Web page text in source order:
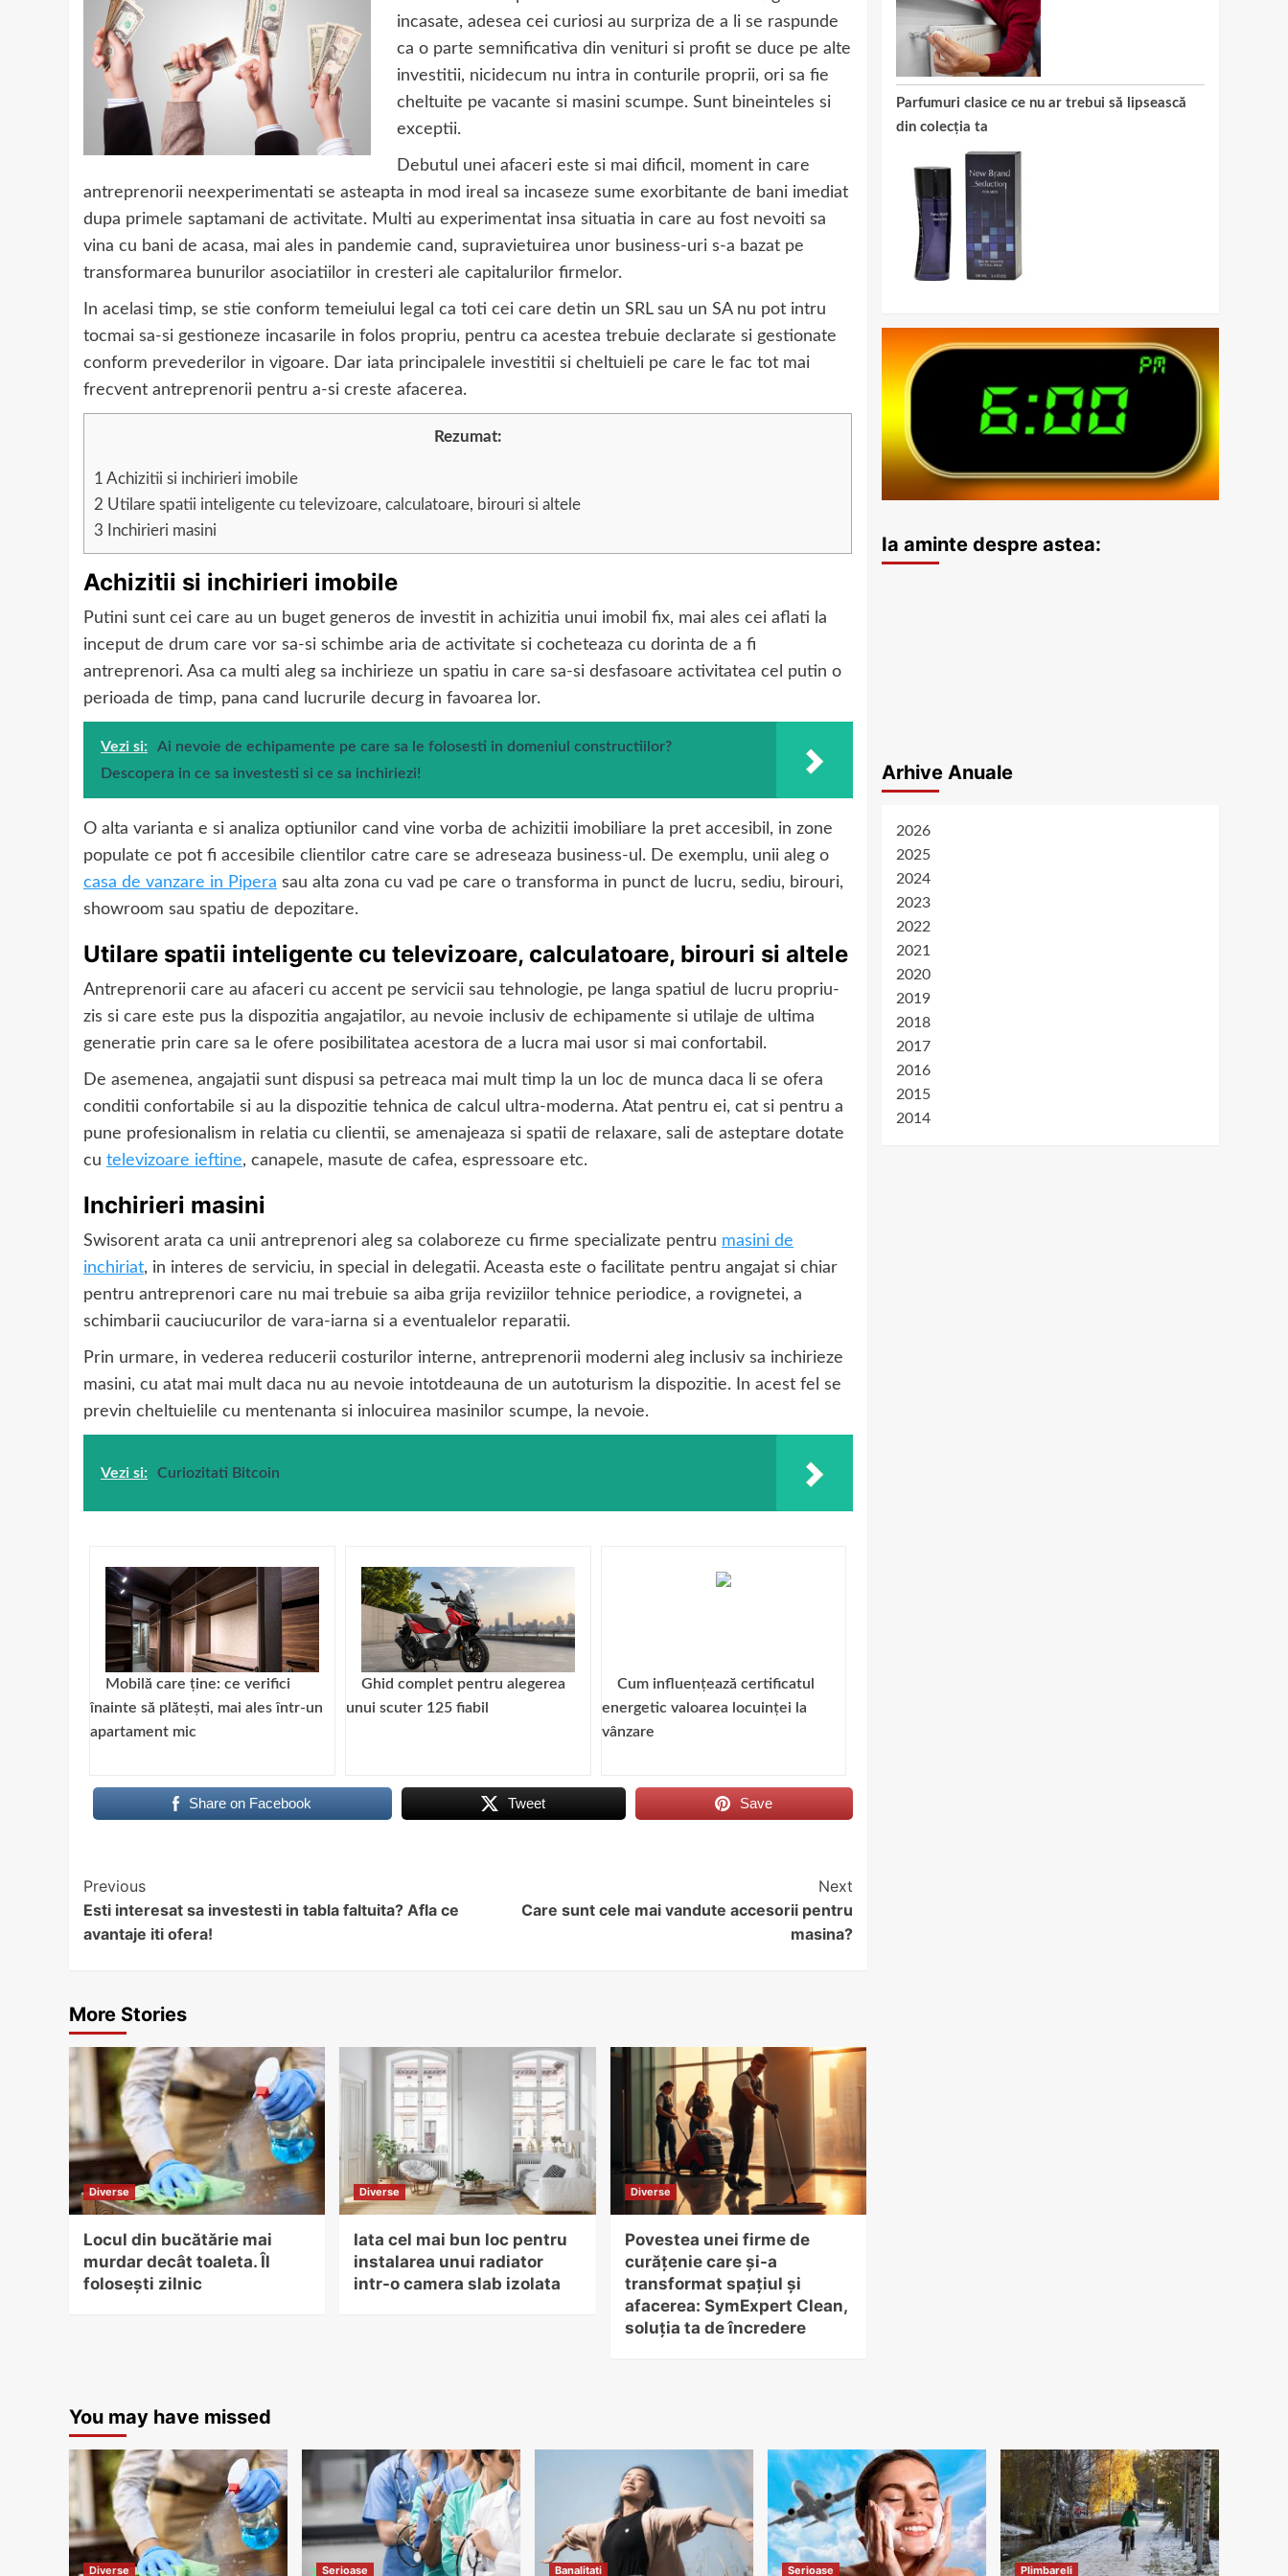
incasate, adesea cei curiosi au surpriza de a li se raspunde
ca o parte semnificativa din venituri si profit se duce pe alte
investitii, nicidecum nu intra in conturile proprii, ori sa fie
cheltuite pe vacante si masini scumpe. Sunt bineinteles si
exceptii.
Debutul unei afaceri este si mai dificil, moment in care
antreprenorii neexperimentati se asteapta in mod ireal sa incaseze sume exorbitante de bani imediat
dupa primele saptamani de activitate. Multi au experimentat insa situatia in care au fost nevoiti sa
vina cu bani de acasa, mai ales in pandemie cand, supravietuirea unor business-uri s-a bazat pe
transformarea bunurilor asociatiilor in cresteri ale capitalurilor firmelor.
In acelasi timp, se stie conform temeiului legal ca toti cei care detin un SRL sau un SA nu pot intru
tocmai sa-si gestioneze incasarile in folos propriu, pentru ca acestea trebuie declarate si gestionate
conform prevederilor in vigoare. Dar iata principalele investitii si cheltuieli pe care le fac tot mai
frecvent antreprenorii pentru a-si creste afacerea.
Rezumat:
1 Achizitii si inchirieri imobile
2 Utilare spatii inteligente cu televizoare, calculatoare, birouri si altele
3 Inchirieri masini
Achizitii si inchirieri imobile
Putini sunt cei care au un buget generos de investit in achizitia unui imobil fix, mai ales cei aflati la
inceput de drum care vor sa-si schimbe aria de activitate si cocheteaza cu dorinta de a fi
antreprenori. Asa ca multi aleg sa inchirieze un spatiu in care sa-si desfasoare activitatea cel putin o
perioada de timp, pana cand lucrurile decurg in favoarea lor.
Vezi si:
Ai nevoie de echipamente pe care sa le folosesti in domeniul constructiilor?
Descopera in ce sa investesti si ce sa inchiriezi!
O alta varianta e si analiza optiunilor cand vine vorba de achizitii imobiliare la pret accesibil, in zone
populate ce pot fi accesibile clientilor catre care se adreseaza business-ul. De exemplu, unii aleg o
casa de vanzare in Pipera sau alta zona cu vad pe care o transforma in punct de lucru, sediu, birouri,
showroom sau spatiu de depozitare.
Utilare spatii inteligente cu televizoare, calculatoare, birouri si altele
Antreprenorii care au afaceri cu accent pe servicii sau tehnologie, pe langa spatiul de lucru propriu-
zis si care este pus la dispozitia angajatilor, au nevoie inclusiv de echipamente si utilaje de ultima
generatie prin care sa le ofere posibilitatea acestora de a lucra mai usor si mai confortabil.
De asemenea, angajatii sunt dispusi sa petreaca mai mult timp la un loc de munca daca li se ofera
conditii confortabile si au la dispozitie tehnica de calcul ultra-moderna. Atat pentru ei, cat si pentru a
pune profesionalism in relatia cu clientii, se amenajeaza si spatii de relaxare, sali de asteptare dotate
cu televizoare ieftine, canapele, masute de cafea, espressoare etc.
Inchirieri masini
Swisorent arata ca unii antreprenori aleg sa colaboreze cu firme specializate pentru masini de
inchiriat, in interes de serviciu, in special in delegatii. Aceasta este o facilitate pentru angajat si chiar
pentru antreprenori care nu mai trebuie sa aiba grija reviziilor tehnice periodice, a rovignetei, a
schimbarii cauciucurilor de vara-iarna si a eventualelor reparatii.
Prin urmare, in vederea reducerii costurilor interne, antreprenorii moderni aleg inclusiv sa inchirieze
masini, cu atat mai mult daca nu au nevoie intotdeauna de un autoturism la dispozitie. In acest fel se
previn cheltuielile cu mentenanta si inlocuirea masinilor scumpe, la nevoie.
Vezi si: Curiozitati Bitcoin
Mobilă care ține: ce verifici
înainte să plătești, mai ales într-un
apartament mic
Ghid complet pentru alegerea
unui scuter 125 fiabil
Cum influențează certificatul
energetic valoarea locuinței la
vânzare
Share on Facebook Tweet Save
Continue
Reading
Previous
Esti interesat sa investesti in tabla faltuita? Afla ce
avantaje iti ofera!
Next
Care sunt cele mai vandute accesorii pentru
masina?
More Stories
Diverse
Locul din bucătărie mai
murdar decât toaleta. Îl
folosești zilnic
Diverse
Iata cel mai bun loc pentru
instalarea unui radiator
intr-o camera slab izolata
Diverse
Povestea unei firme de
curățenie care și-a
transformat spațiul și
afacerea: SymExpert Clean,
soluția ta de încredere
Parfumuri clasice ce nu ar trebui să lipsească
din colecția ta
Ia aminte despre astea:
Arhive Anuale
2026
2025
2024
2023
2022
2021
2020
2019
2018
2017
2016
2015
2014
You may have missed
Diverse Serioase Banalitati Serioase Plimbareli